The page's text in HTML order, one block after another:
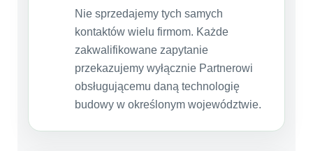
Nie sprzedajemy tych samych
kontaktów wielu firmom. Każde
zakwalifikowane zapytanie
przekazujemy wyłącznie Partnerowi
obsługującemu daną technologię
budowy w określonym województwie.